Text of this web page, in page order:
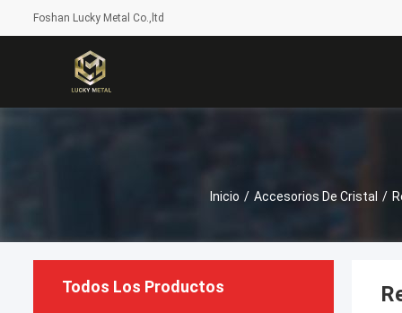
Foshan Lucky Metal Co.,ltd
Inicio / Accesorios De Cristal /
Todos Los Productos